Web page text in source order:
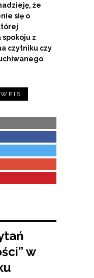
że
się o
z
czytniku czy
w